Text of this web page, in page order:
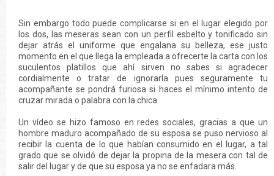
Sin embargo todo puede complicarse si en el lugar elegido por
los dos, las meseras sean con un perfil esbelto y tonificado sin
dejar atrás el uniforme que engalana su belleza, ese justo
momento en el que llega la empleada a ofrecerte la carta con los
suculentos platillos que ahí sirven no sabes si agradecer
cordialmente o tratar de ignorarla pues seguramente tu
acompañante se pondrá furiosa si haces el mínimo intento de
cruzar mirada o palabra con la chica.
Un vídeo se hizo famoso en redes sociales, gracias a que un
hombre maduro acompañado de su esposa se puso nervioso al
recibir la cuenta de lo que habían consumido en el lugar, a tal
grado que se olvidó de dejar la propina de la mesera con tal de
salir del lugar y de que su esposa ya no se enfadara más.